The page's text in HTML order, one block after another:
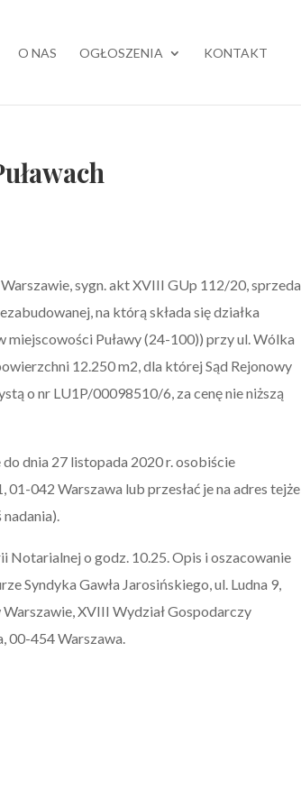
O NAS OGŁOSZENIA KONTAKT
sygn. akt XVIII GUp 112/20, sprzeda
na którą składa się działka
Puławy (24-100)) przy ul. Wólka
12.250 m2, dla której Sąd Rejonowy
o nr LU1P/00098510/6, za cenę nie niższą
dnia 27 listopada 2020 r. osobiście
042 Warszawa lub przesłać je na adres tejże
o godz. 10.25. Opis i oszacowanie
Syndyka Gawła Jarosińskiego, ul. Ludna 9,
XVIII Wydział Gospodarczy
00-454 Warszawa.